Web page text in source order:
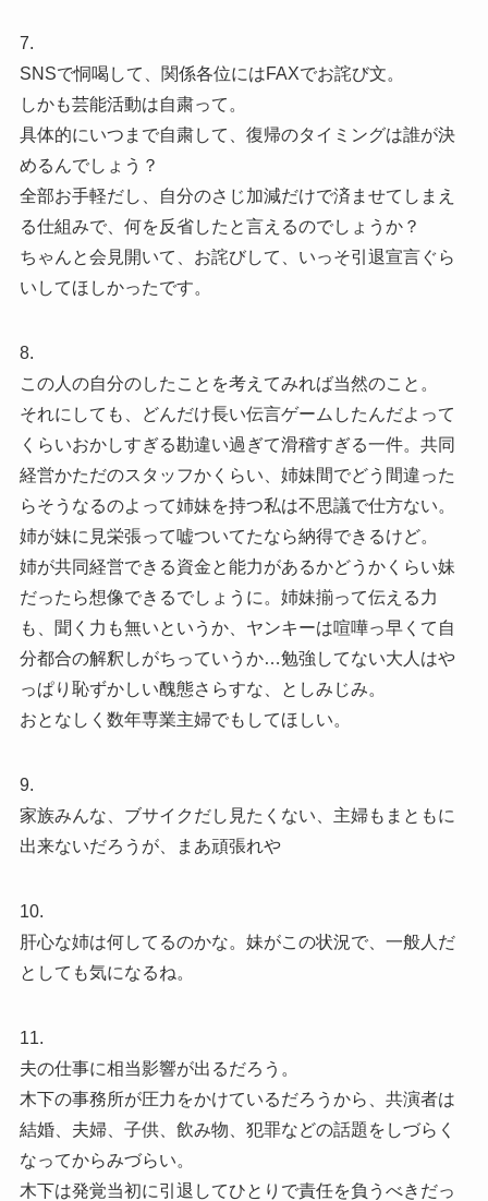
7.
SNSで恫喝して、関係各位にはFAXでお詫び文。
しかも芸能活動は自粛って。
具体的にいつまで自粛して、復帰のタイミングは誰が決
めるんでしょう？
全部お手軽だし、自分のさじ加減だけで済ませてしまえ
る仕組みで、何を反省したと言えるのでしょうか？
ちゃんと会見開いて、お詫びして、いっそ引退宣言ぐら
いしてほしかったです。
8.
この人の自分のしたことを考えてみれば当然のこと。
それにしても、どんだけ長い伝言ゲームしたんだよって
くらいおかしすぎる勘違い過ぎて滑稽すぎる一件。共同
経営かただのスタッフかくらい、姉妹間でどう間違った
らそうなるのよって姉妹を持つ私は不思議で仕方ない。
姉が妹に見栄張って嘘ついてたなら納得できるけど。
姉が共同経営できる資金と能力があるかどうかくらい妹
だったら想像できるでしょうに。姉妹揃って伝える力
も、聞く力も無いというか、ヤンキーは喧嘩っ早くて自
分都合の解釈しがちっていうか…勉強してない大人はや
っぱり恥ずかしい醜態さらすな、としみじみ。
おとなしく数年専業主婦でもしてほしい。
9.
家族みんな、ブサイクだし見たくない、主婦もまともに
出来ないだろうが、まあ頑張れや
10.
肝心な姉は何してるのかな。妹がこの状況で、一般人だ
としても気になるね。
11.
夫の仕事に相当影響が出るだろう。
木下の事務所が圧力をかけているだろうから、共演者は
結婚、夫婦、子供、飲み物、犯罪などの話題をしづらく
なってからみづらい。
木下は発覚当初に引退してひとりで責任を負うべきだっ